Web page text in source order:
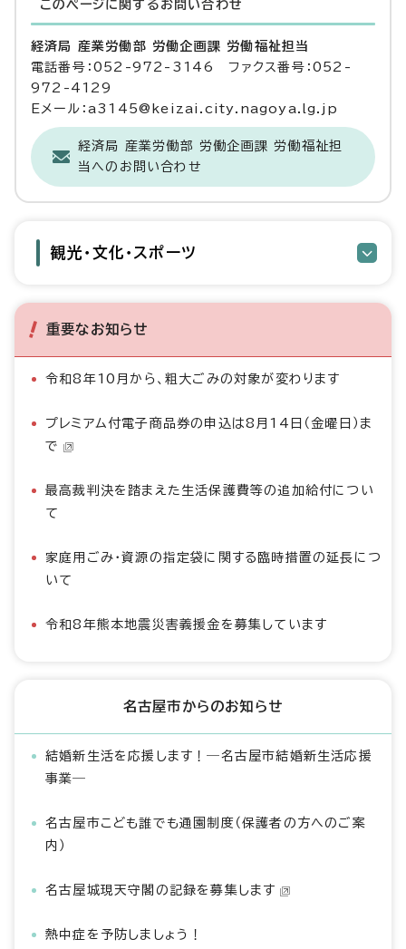
このページに関する お問い合わせ
経済局 産業労働部 労働企画課 労働福祉担当
電話番号：052-972-3146 ファクス番号：052-
972-4129
Eメール：a3145@keizai.city.nagoya.lg.jp
経済局 産業労働部 労働企画課 労働福祉担
当へのお問い合わせ
観光・文化・スポーツ
重要なお知らせ
令和8年10月から、粗大ごみの対象が変わります
プレミアム付電子商品券の申込は8月14日（金曜日）ま
で
最高裁判決を踏まえた生活保護費等の追加給付につい
て
家庭用ごみ・資源の指定袋に関する臨時措置の延長につ
いて
令和8年熊本地震災害義援金を募集しています
名古屋市からのお知らせ
結婚新生活を応援します！―名古屋市結婚新生活応援
事業―
名古屋市こども誰でも通園制度（保護者の方へのご案
内）
名古屋城現天守閣の記録を募集します
熱中症を予防しましょう！